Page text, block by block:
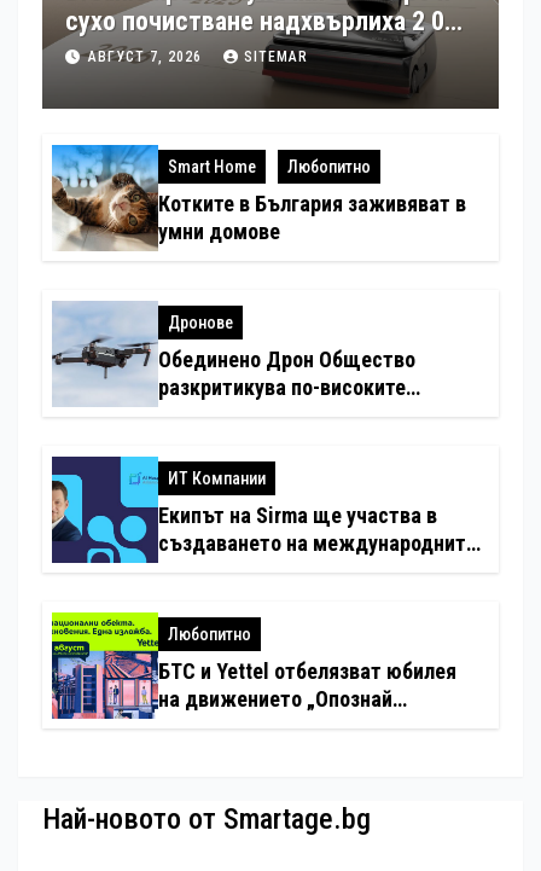
сухо почистване надхвърлиха 2 000
патентни заявки в световен мащаб
АВГУСТ 7, 2026 SITEMAR
Smart Home Любопитно
Котките в България заживяват в
умни домове
Дронове
Обединено Дрон Общество
разкритикува по-високите
ИТ Компании
Екипът на Sirma ще участва в
създаването на международните
хотелиерството
Любопитно
БТС и Yettel отбелязват юбилея
на движението „Опознай
Най-новото от Smartage.bg